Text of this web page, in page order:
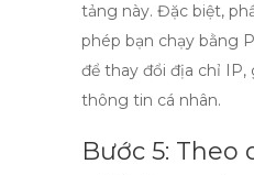
tảng này. Đặc biệt,
phép bạn chạy bằng
để thay đổi địa chỉ IP,
thông tin cá nhân.
Bước 5: Theo